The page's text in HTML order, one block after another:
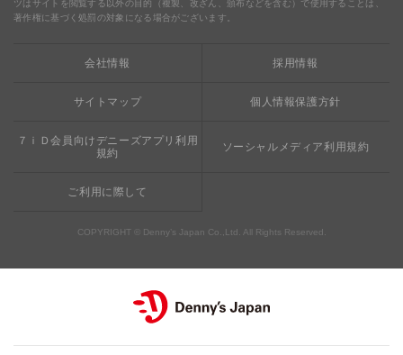
完全メシ
ドリンクバー1杯お持ち帰り
デニャーズまんが
食の安全・安心への取り組み
ツはサイトを閲覧する以外の目的（複製、改ざん、頒布などを含む）で使用することは、
著作権に基づく処罰の対象になる場合がございます。
会社情報 採用情報
サイトマップ 個人情報保護方針
７ｉＤ会員向けデニーズアプリ利用
規約
ソーシャルメディア利用規約
ご利用に際して
COPYRIGHT © Denny’s Japan Co.,Ltd. All Rights Reserved.